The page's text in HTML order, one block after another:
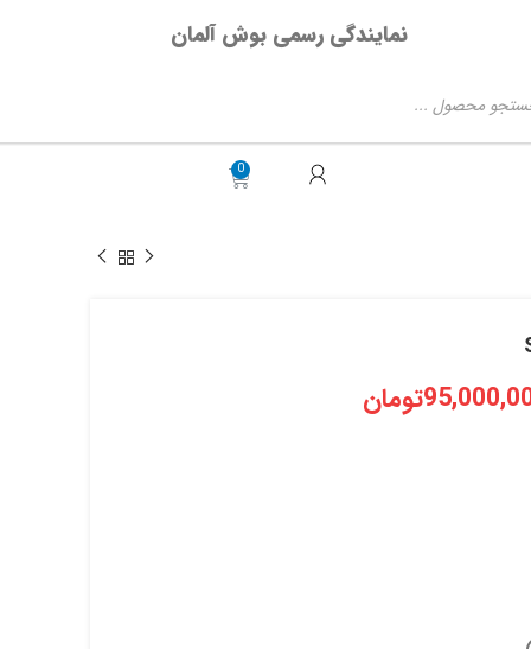
نمایندگی رسمی بوش آلمان
تومان